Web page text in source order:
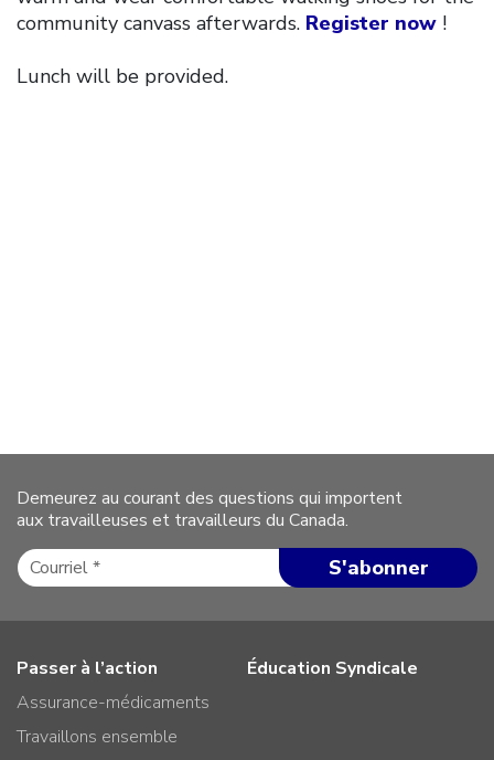
community canvass afterwards. Register now !
Lunch will be provided.
Demeurez au courant des questions qui importent
aux travailleuses et travailleurs du Canada.
Passer à l’action
Assurance-médicaments
Travaillons ensemble
Éducation Syndicale